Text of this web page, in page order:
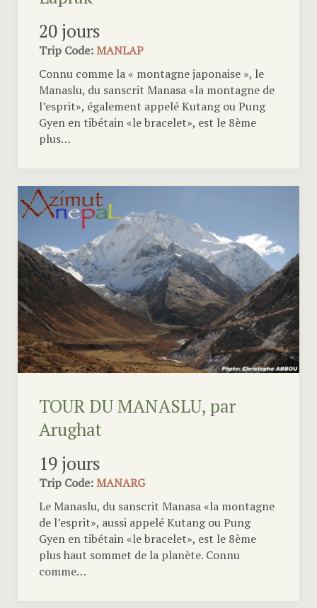
20 jours
Trip Code:MANLAP
Connu comme la « montagne japonaise », le
Manaslu, du sanscrit Manasa «la montagne de
l’esprit», également appelé Kutang ou Pung
Gyen en tibétain «le bracelet», est le 8ème
plus…
TOUR DU MANASLU, par
Arughat
19 jours
Trip Code:MANARG
Le Manaslu, du sanscrit Manasa «la montagne
de l’esprit», aussi appelé Kutang ou Pung
Gyen en tibétain «le bracelet», est le 8ème
plus haut sommet de la planète. Connu
comme…